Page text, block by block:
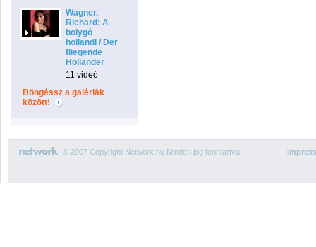
Wagner,
Richard: A
bolygó
hollandi / Der
fliegende
Holländer
11 videó
Böngéssz a galériák
között!
© 2007 Copyright Network.hu Minden jog fenntartva.